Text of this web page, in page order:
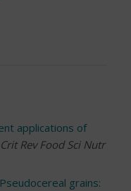
applications of
Crit Rev Food Sci Nutr
Pseudocereal grains: